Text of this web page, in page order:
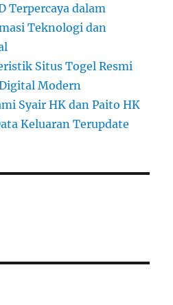
Terpercaya dalam
Teknologi dan
Situs Togel Resmi
Modern
Syair HK dan Paito HK
Keluaran Terupdate